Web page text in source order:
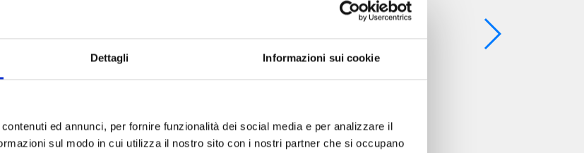
Dettagli Informazioni sui cookie
ed annunci, per fornire funzionalità dei social media e per analizzare il
sul modo in cui utilizza il nostro sito con i nostri partner che si occupano
TENKAICHI n. 11